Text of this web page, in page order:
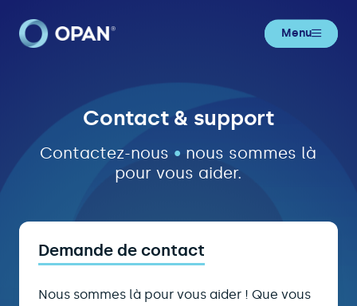
Menu
Contact & support
Contact & support
Contactez-nous • nous sommes là
pour vous aider.
Demande de contact
Nous sommes là pour vous aider ! Que vous